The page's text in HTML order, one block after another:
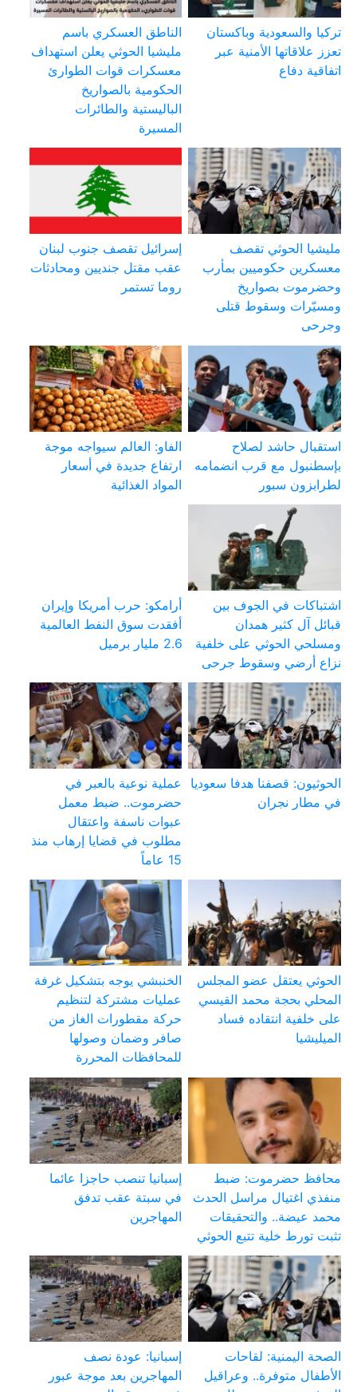
تركيا والسعودية وباكستان
تعزز علاقاتها الأمنية عبر
اتفاقية دفاع
الناطق العسكري باسم
مليشيا الحوثي يعلن استهداف
معسكرات قوات الطوارئ
الحكومية بالصواريخ
الباليستية والطائرات
المسيرة
مليشيا الحوثي تقصف
معسكرين حكوميين بمأرب
وحضرموت بصواريخ
ومسيّرات وسقوط قتلى
وجرحى
إسرائيل تقصف جنوب لبنان
عقب مقتل جنديين ومحادثات
روما تستمر
استقبال حاشد لصلاح
بإسطنبول مع قرب انضمامه
لطرابزون سبور
الفاو: العالم سيواجه موجة
ارتفاع جديدة في أسعار
المواد الغذائية
اشتباكات في الجوف بين
قبائل آل كثير همدان
ومسلحي الحوثي على خلفية
نزاع أرضي وسقوط جرحى
أرامكو: حرب أمريكا وإيران
أفقدت سوق النفط العالمية
2.6 مليار برميل
الحوثيون: قصفنا هدفا سعوديا
في مطار نجران
عملية نوعية بالعبر في
حضرموت.. ضبط معمل
عبوات ناسفة واعتقال
مطلوب في قضايا إرهاب منذ
15 عاماً
الحوثي يعتقل عضو المجلس
المحلي بحجة محمد القيسي
على خلفية انتقاده فساد
الميليشيا
الخنبشي يوجه بتشكيل غرفة
عمليات مشتركة لتنظيم
حركة مقطورات الغاز من
صافر وضمان وصولها
للمحافظات المحررة
محافظ حضرموت: ضبط
منفذي اغتيال مراسل الحدث
محمد عيضة.. والتحقيقات
تثبت تورط خلية تتبع الحوثي
إسبانيا تنصب حاجزا عائما
في سبتة عقب تدفق
المهاجرين
الصحة اليمنية: لقاحات
الأطفال متوفرة.. وعراقيل
إسبانيا: عودة نصف
المهاجرين بعد موجة عبور